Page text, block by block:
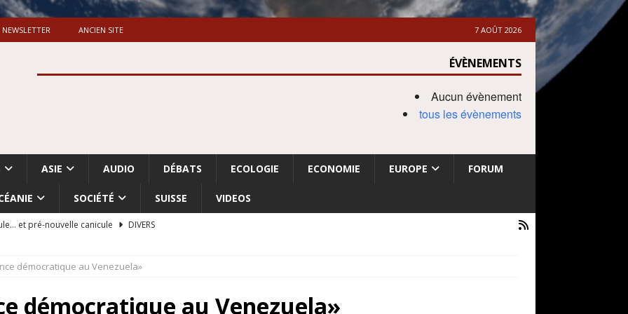
NEWSLETTER ANCIEN SITE 7 AOÛT 2026
ÉVÈNEMENTS
Aucun évènement
tous les évènements
ASIE AUDIO DÉBATS ECOLOGIE ECONOMIE EUROPE FORUM
SOCIÉTÉ SUISSE VIDEOS
et pré-nouvelle canicule
DIVERS
du nettoyage ethnique en Cisjordanie et à Gaza
ISRAËL
démocratique au Venezuela»
démocratique au Venezuela»